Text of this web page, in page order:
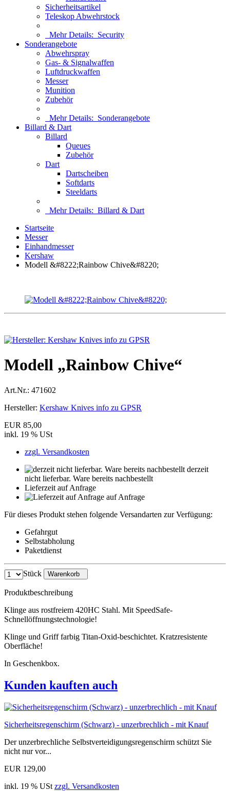
Sicherheitsartikel
Teleskop Abwehrstock
Mehr Details: Security
Sonderangebote
Abwehrspray
Gas- & Signalwaffen
Luftdruckwaffen
Messer
Munition
Zubehör
Mehr Details: Sonderangebote
Billard & Dart
Billard
Queues
Zubehör
Dart
Dartscheiben
Softdarts
Steeldarts
Mehr Details: Billard & Dart
Startseite
Messer
Einhandmesser
Kershaw
Modell &#8222;Rainbow Chive&#8220;
Modell „Rainbow Chive“
Art.Nr.: 471602
Hersteller: Kershaw Knives info zu GPSR
EUR 85,00
inkl. 19 % USt
zzgl. Versandkosten
derzeit
nicht lieferbar. Ware bereits nachbestellt
Lieferzeit auf Anfrage
auf Anfrage
Für dieses Produkt stehen folgende Versandarten zur Verfügung:
Gefahrgut
Selbstabholung
Paketdienst
Stück Warenkorb
Produktbeschreibung
Klinge aus rostfreiem 420HC Stahl. Mit SpeedSafe-
Schnellöffnungstechnologie!
Klinge und Griff farbig Titan-Oxid-beschichtet. Kratzresistente
Oberfläche!
In Geschenkbox.
Kunden kauften auch
Sicherheitsregenschirm (Schwarz) - unzerbrechlich - mit Knauf
Der unzerbrechliche Selbstverteidigungsregenschirm schützt Sie
nicht nur vor...
EUR 129,00
inkl. 19 % USt zzgl. Versandkosten